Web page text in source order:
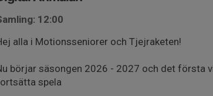
12:00
alla i Motionsseniorer och Tjejraketen!
börjar säsongen 2026 - 2027 och det första
spela